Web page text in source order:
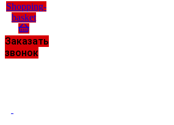
Shopping-
basket
Заказать
звонок